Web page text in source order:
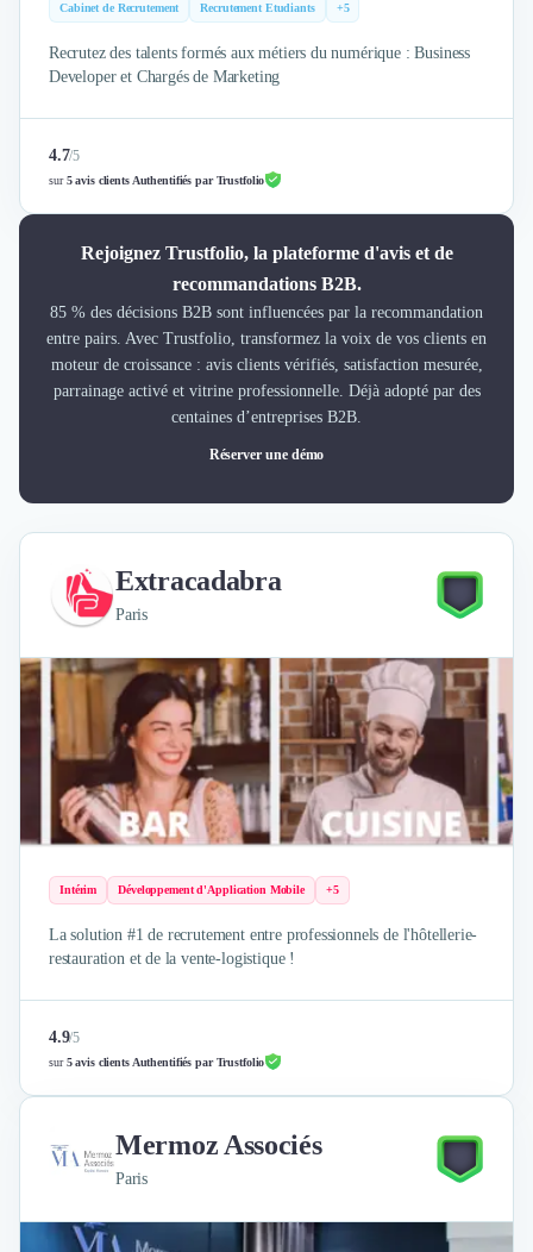
Cabinet de Recrutement Recrutement Etudiants +5
Recrutez des talents formés aux métiers du numérique : Business
Developer et Chargés de Marketing
4.7/5
sur5 avis clients Authentifiés par Trustfolio
Rejoignez Trustfolio, la plateforme d'avis et de
recommandations B2B.
85 % des décisions B2B sont influencées par la recommandation
entre pairs. Avec Trustfolio, transformez la voix de vos clients en
moteur de croissance : avis clients vérifiés, satisfaction mesurée,
parrainage activé et vitrine professionnelle. Déjà adopté par des
centaines d’entreprises B2B.
Réserver une démo
Extracadabra
Paris
Intérim Développement d'Application Mobile +5
La solution #1 de recrutement entre professionnels de l'hôtellerie-
restauration et de la vente-logistique !
4.9/5
sur5 avis clients Authentifiés par Trustfolio
Mermoz Associés
Paris